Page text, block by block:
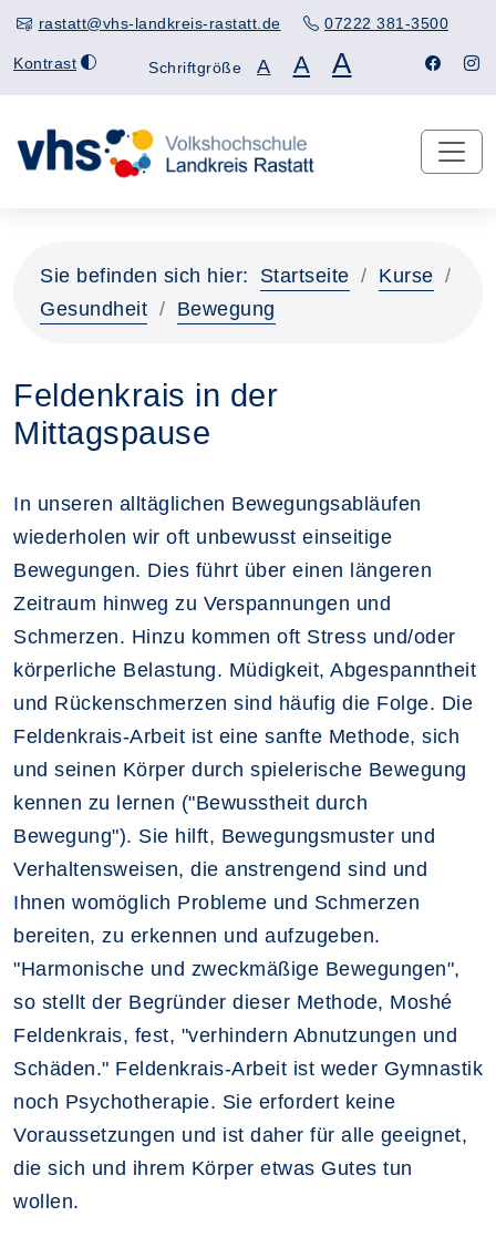
rastatt@vhs-landkreis-rastatt.de 07222 381-3500
Kontrast Schriftgröße A A A
Sie befinden sich hier: Startseite
Kurse
Gesundheit
Bewegung
Feldenkrais in der
Mittagspause
In unseren alltäglichen Bewegungsabläufen
wiederholen wir oft unbewusst einseitige
Bewegungen. Dies führt über einen längeren
Zeitraum hinweg zu Verspannungen und
Schmerzen. Hinzu kommen oft Stress und/oder
körperliche Belastung. Müdigkeit, Abgespanntheit
und Rückenschmerzen sind häufig die Folge. Die
Feldenkrais-Arbeit ist eine sanfte Methode, sich
und seinen Körper durch spielerische Bewegung
kennen zu lernen ("Bewusstheit durch
Bewegung"). Sie hilft, Bewegungsmuster und
Verhaltensweisen, die anstrengend sind und
Ihnen womöglich Probleme und Schmerzen
bereiten, zu erkennen und aufzugeben.
"Harmonische und zweckmäßige Bewegungen",
so stellt der Begründer dieser Methode, Moshé
Feldenkrais, fest, "verhindern Abnutzungen und
Schäden." Feldenkrais-Arbeit ist weder Gymnastik
noch Psychotherapie. Sie erfordert keine
Voraussetzungen und ist daher für alle geeignet,
die sich und ihrem Körper etwas Gutes tun
wollen.